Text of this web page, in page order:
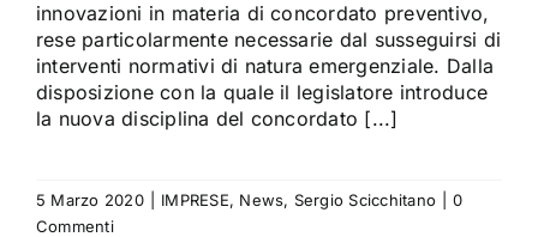
innovazioni in materia di concordato preventivo,
rese particolarmente necessarie dal susseguirsi di
interventi normativi di natura emergenziale. Dalla
disposizione con la quale il legislatore introduce
la nuova disciplina del concordato [...]
5 Marzo 2020 IMPRESE, News, Sergio Scicchitano
0
Commenti